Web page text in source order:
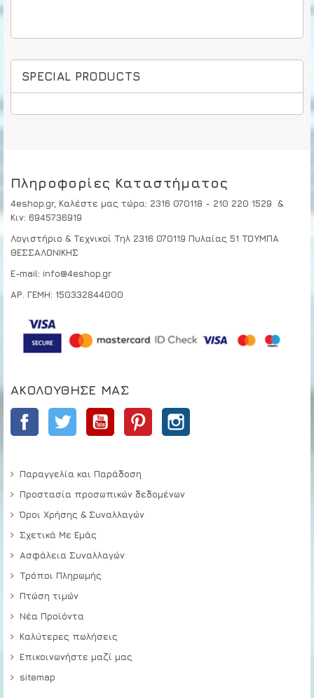
SPECIAL PRODUCTS
Πληροφορίες Καταστήματος
4eshop.gr, Καλέστε μας τώρα: 2316 070118 - 210 220 1529
&
Κιν: 6945736919
Λογιστήριο & Τεχνικοί Τηλ 2316 070119 Πυλαίας 51 ΤΟΥΜΠΑ
ΘΕΣΣΑΛΟΝΙΚΗΣ
E-mail: info@4eshop.gr
ΑΡ. ΓΕΜΗ: 150332844000
ΑΚΟΛΟΎΘΗΣΕ ΜΑΣ
Facebook Twitter YouTube Pinterest
Παραγγελία και Παράδοση
Προστασία προσωπικών δεδομένων
Όροι Χρήσης & Συναλλαγών
Σχετικά Με Εμάς
Ασφάλεια Συναλλαγών
Τρόποι Πληρωμής
Πτώση τιμών
Νέα Προϊόντα
Καλύτερες πωλήσεις
Επικοινωνήστε μαζί μας
sitemap